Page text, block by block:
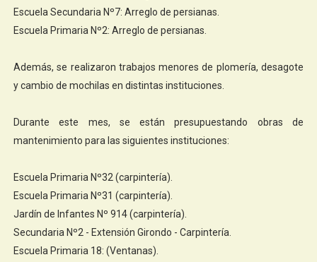
Escuela Secundaria Nº7: Arreglo de persianas.
Escuela Primaria Nº2: Arreglo de persianas.
Además, se realizaron trabajos menores de plomería, desagote
y cambio de mochilas en distintas instituciones.
Durante este mes, se están presupuestando obras de
mantenimiento para las siguientes instituciones:
Escuela Primaria Nº32 (carpintería).
Escuela Primaria Nº31 (carpintería).
Jardín de Infantes Nº 914 (carpintería).
Secundaria Nº2 - Extensión Girondo - Carpintería.
Escuela Primaria 18: (Ventanas).